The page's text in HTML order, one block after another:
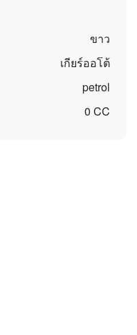
ขาว
เกียร์ออโต้
petrol
0 CC